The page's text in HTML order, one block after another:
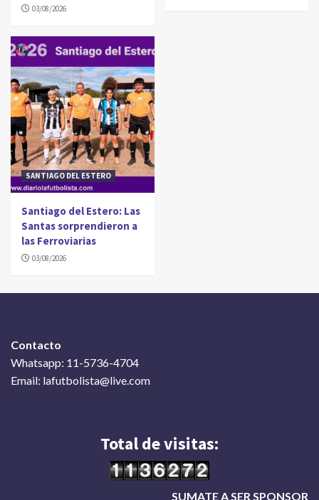
03/08/2026
SANTIAGO DEL ESTERO
Santiago del Estero: Las
Santas sorprendieron a
las Ferroviarias
03/08/2026
Contacto
Whatsapp: 11-5736-4704
Email: lafutbolista@live.com
Total de visitas:
SUMATE A SER SPONSOR